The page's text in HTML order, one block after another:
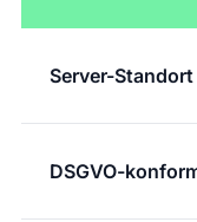
Server-Standort
DSGVO-